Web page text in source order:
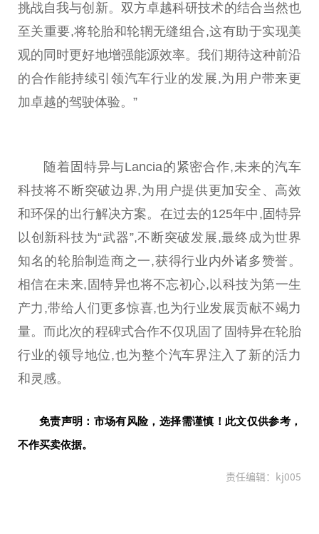
挑战自我与创新。双方卓越科研技术的结合当然也
至关重要,将轮胎和轮辋无缝组合,这有助于实现美
观的同时更好地增强能源效率。我们期待这种前沿
的合作能持续引领汽车行业的发展,为用户带来更
加卓越的驾驶体验。”
随着固特异与Lancia的紧密合作,未来的汽车
科技将不断突破边界,为用户提供更加安全、高效
和环保的出行解决方案。在过去的125年中,固特异
以创新科技为“武器”,不断突破发展,最终成为世界
知名的轮胎制造商之一,获得行业内外诸多赞誉。
相信在未来,固特异也将不忘初心,以科技为第一生
产力,带给人们更多惊喜,也为行业发展贡献不竭力
量。而此次的程碑式合作不仅巩固了固特异在轮胎
行业的领导地位,也为整个汽车界注入了新的活力
和灵感。
免责声明：市场有风险，选择需谨慎！此文仅供参考，
不作买卖依据。
责任编辑：kj005